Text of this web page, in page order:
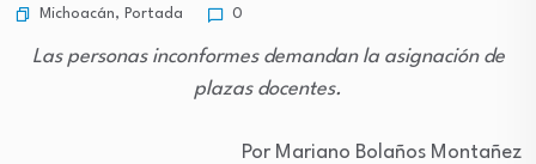
Michoacán, Portada 0
Las personas inconformes demandan la asignación de
plazas docentes.
Por Mariano Bolaños Montañez